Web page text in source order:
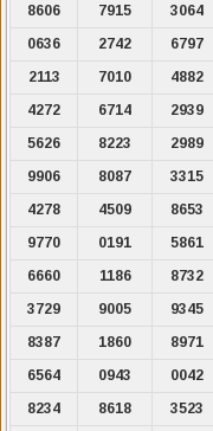
8606
7915 3064
0636
2742 6797
2113
7010 4882
4272
6714 2939
5626
8223 2989
9906
8087 3315
4278
4509 8653
9770
0191 5861
6660
1186 8732
3729
9005 9345
8387
1860 8971
6564
0943 0042
8234
8618 3523